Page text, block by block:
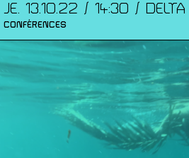
JE. 13.10.22 / 14:30 /
CONFÉRENCES